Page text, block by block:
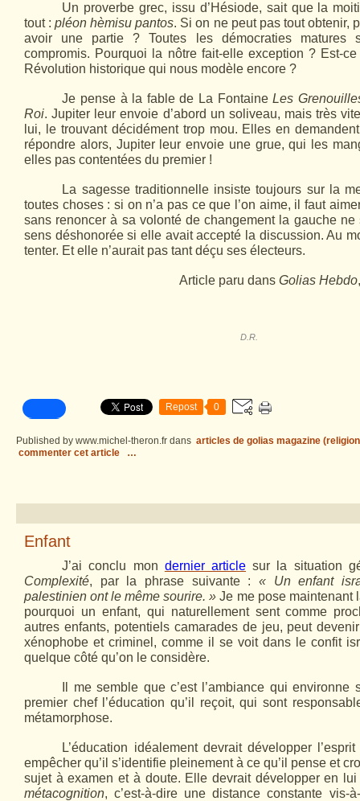
Un proverbe grec, issu d’Hésiode, sait que la
tout :pléon hèmisu pantos. Si on ne peut pas tout obtenir,
avoir une partie ? Toutes les démocraties matures
compromis. Pourquoi la nôtre fait-elle exception ? Est-
Révolution historique qui nous modèle encore ?
Je pense à la fable de La FontaineLes
Roi. Jupiter leur envoie d’abord un soliveau, mais très
lui, le trouvant décidément trop mou. Elles en
répondre alors, Jupiter leur envoie une grue, qui les
elles pas contentées du premier !
La sagesse traditionnelle insiste toujours sur la
toutes choses : si on n’a pas ce que l’on aime, il faut
sans renoncer à sa volonté de changement la gauche
sens déshonorée si elle avait accepté la discussion. Au
tenter. Et elle n’aurait pas tant déçu ses électeurs.
Article paru dans Golias Hebdo
D.R.
Repost 0
Published by www.michel-theron.fr dans articles de golias magazine
commenter cet article
…
Enfant
J’ai conclu mon dernier article sur la situation
Complexité, par la phrase suivante : « Un enfant
palestinien ont le même sourire. » Je me pose maintenant
pourquoi un enfant, qui naturellement sent comme
autres enfants, potentiels camarades de jeu, peut
xénophobe et criminel, comme il se voit dans le confit
quelque côté qu’on le considère.
Il me semble que c’est l’ambiance qui environne
premier chef l’éducation qu’il reçoit, qui sont
métamorphose.
L’éducation idéalement devrait développer
empêcher qu’il s’identifie pleinement à ce qu’il pense et
sujet à examen et à doute. Elle devrait développer en
métacognition, c’est-à-dire une distance constante vis-